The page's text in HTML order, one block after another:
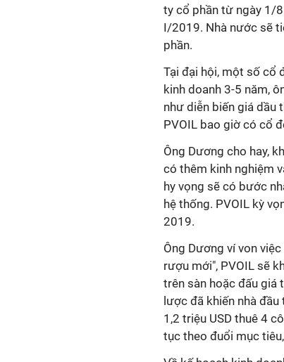
ty cổ phần từ ngày 1/
I/2019. Nhà nước sẽ
phần.
Tại đại hội, một số cổ
kinh doanh 3-5 năm,
như diễn biến giá dầu
PVOIL bao giờ có cổ
Ông Dương cho hay,
có thêm kinh nghiệm
hy vọng sẽ có bước
hệ thống. PVOIL kỳ
2019.
Ông Dương ví von
rượu mới", PVOIL sẽ
trên sàn hoặc đấu giá
lược đã khiến nhà
1,2 triệu USD thuê 4
tục theo đuổi mục